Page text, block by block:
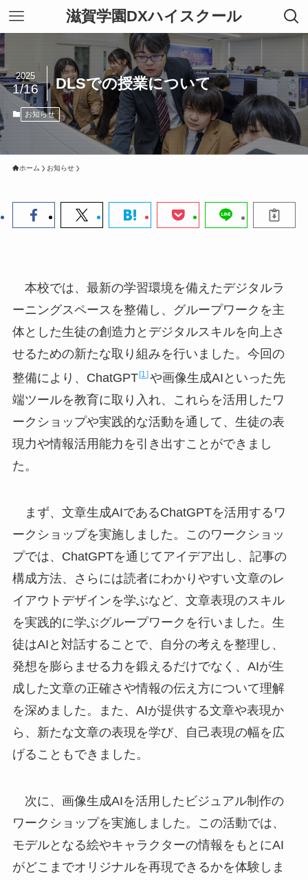
滋賀学園DXハイスクール
DLSでの授業について
2025
1/16
お知らせ
ホーム お知らせ
本校では、最新の学習環境を備えたデジタルラ
ーニングスペースを整備し、グループワークを主
体とした生徒の創造力とデジタルスキルを向上さ
せるための新たな取り組みを行いました。今回の
整備により、ChatGPT 1 や画像生成AIといった先
端ツールを教育に取り入れ、これらを活用したワ
ークショップや実践的な活動を通して、生徒の表
現力や情報活用能力を引き出すことができまし
た。
まず、文章生成AIであるChatGPTを活用するワ
ークショップを実施しました。このワークショッ
プでは、ChatGPTを通じてアイデア出し、記事の
構成方法、さらには読者にわかりやすい文章のレ
イアウトデザインを学ぶなど、文章表現のスキル
を実践的に学ぶグループワークを行いました。生
徒はAIと対話することで、自分の考えを整理し、
発想を膨らませる力を鍛えるだけでなく、AIが生
成した文章の正確さや情報の伝え方について理解
を深めました。また、AIが提供する文章や表現か
ら、新たな文章の表現を学び、自己表現の幅を広
げることもできました。
次に、画像生成AIを活用したビジュアル制作の
ワークショップを実施しました。この活動では、
モデルとなる絵やキャラクターの情報をもとにAI
がどこまでオリジナルを再現できるかを体験しま